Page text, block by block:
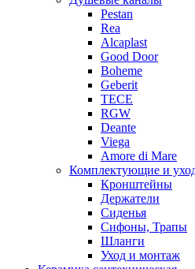
Pestan
Rea
Alcaplast
Good Door
Boheme
Geberit
TECE
RGW
Deante
Viega
Amore di Mare
Комплектующие и
Кронштейны
Держатели
Сиденья
Сифоны, Трапы
Шланги
Уход и монтаж